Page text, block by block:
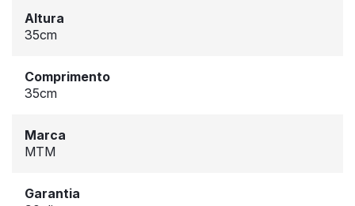
Altura
35cm
Comprimento
35cm
Marca
MTM
Garantia